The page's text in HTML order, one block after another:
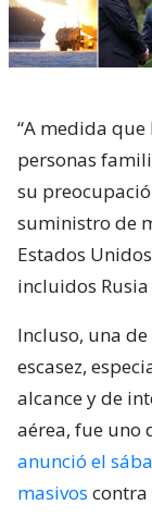
“A medida
personas
su
suministro de
Estados
incluidos
Incluso, una
escasez,
alcance y de
aérea, fue uno
anunció el
masivos contra